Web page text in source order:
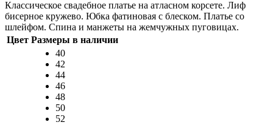
Классическое свадебное платье на атласном корсете. Лиф
бисерное кружево. Юбка фатиновая с блеском. Платье со
шлейфом. Спина и манжеты на жемчужных пуговицах.
Цвет Размеры в наличии
40
42
44
46
48
50
52